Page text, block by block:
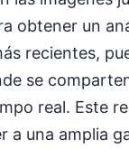
obtener un
recientes,
se
real. Este
a una amplia